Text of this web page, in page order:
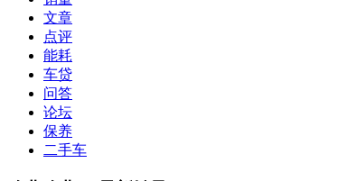
文章
点评
能耗
车贷
问答
论坛
保养
二手车